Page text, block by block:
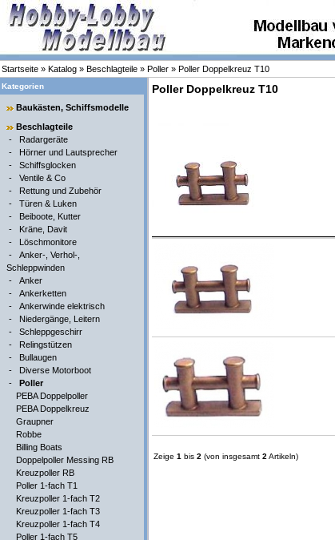
Startseite » Katalog » Beschlagteile » Poller » Poller Doppelkreuz T10
Kategorien
Baukästen, Schiffsmodelle
Beschlagteile
- Radargeräte
- Hörner und Lautsprecher
- Schiffsglocken
- Ventile & Co
- Rettung und Zubehör
- Türen & Luken
- Beiboote, Kutter
- Kräne, Davit
- Löschmonitore
- Anker-, Verhol-,
Schleppwinden
- Anker
- Ankerketten
- Ankerwinde elektrisch
- Niedergänge, Leitern
- Schleppgeschirr
- Relingstützen
- Bullaugen
- Diverse Motorboot
- Poller
PEBA Doppelpoller
PEBA Doppelkreuz
Graupner
Robbe
Billing Boats
Doppelpoller Messing RB
Kreuzpoller RB
Poller 1-fach T1
Kreuzpoller 1-fach T2
Kreuzpoller 1-fach T3
Kreuzpoller 1-fach T4
Poller 1-fach T5
Poller Doppelkreuz T10
Zeige 1 bis 2 (von insgesamt 2 Artikeln)